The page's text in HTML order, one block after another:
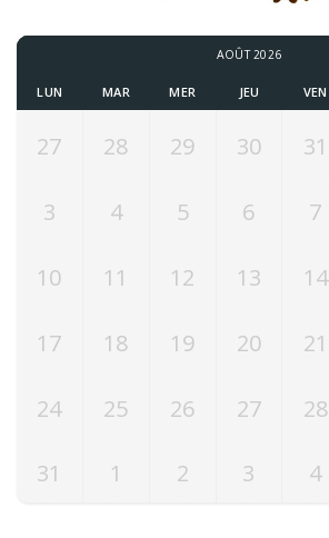
AOÛT 2026
LUN MAR MER JEU VEN
27 28 29 30 31
3 4 5 6 7
10 11 12 13 14
17 18 19 20 21
24 25 26 27 28
31 1 2 3 4